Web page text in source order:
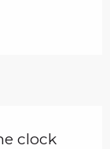
clock